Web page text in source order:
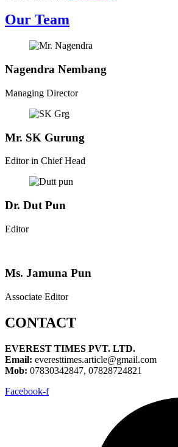
Our Team
Nagendra Nembang
Managing Director
Mr. SK Gurung
Editor in Chief Head
Dr. Dut Pun
Editor
Ms. Jamuna Pun
Associate Editor
CONTACT
EVEREST TIMES PVT. LTD.
Email: everesttimes.article@gmail.com
Mob: 07830342847, 07828724821
Facebook-f